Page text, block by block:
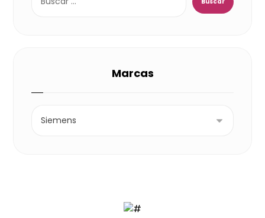
Marcas